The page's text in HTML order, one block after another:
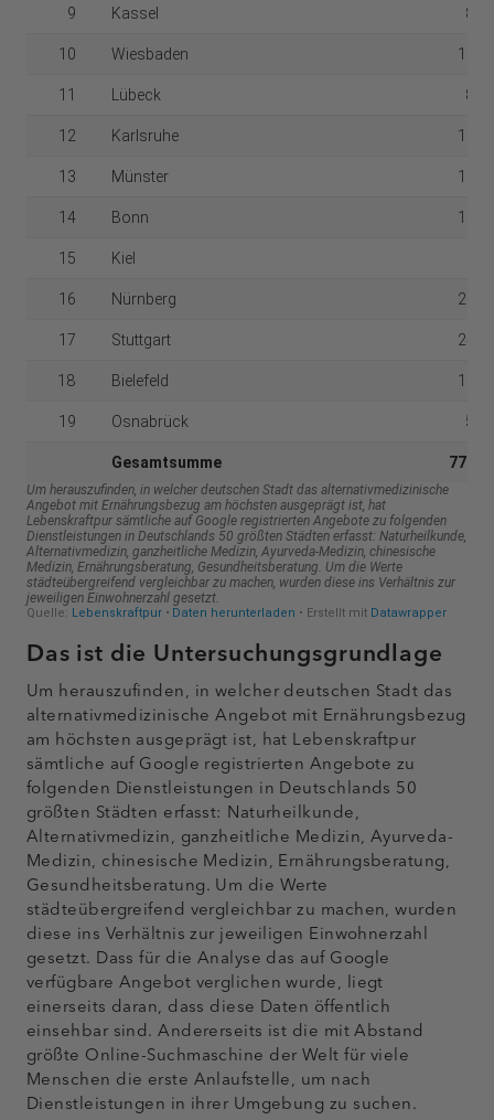
Das ist die Untersuchungsgrundlage
Um herauszufinden, in welcher deutschen Stadt das
alternativmedizinische Angebot mit Ernährungsbezug
am höchsten ausgeprägt ist, hat Lebenskraftpur
sämtliche auf Google registrierten Angebote zu
folgenden Dienstleistungen in Deutschlands 50
größten Städten erfasst: Naturheilkunde,
Alternativmedizin, ganzheitliche Medizin, Ayurveda-
Medizin, chinesische Medizin, Ernährungsberatung,
Gesundheitsberatung. Um die Werte
städteübergreifend vergleichbar zu machen, wurden
diese ins Verhältnis zur jeweiligen Einwohnerzahl
gesetzt. Dass für die Analyse das auf Google
verfügbare Angebot verglichen wurde, liegt
einerseits daran, dass diese Daten öffentlich
einsehbar sind. Andererseits ist die mit Abstand
größte Online-Suchmaschine der Welt für viele
Menschen die erste Anlaufstelle, um nach
Dienstleistungen in ihrer Umgebung zu suchen.